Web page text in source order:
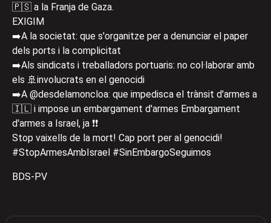
🇵🇸 a la Franja de Gaza.
EXIGIM
➡️A la societat: que s'organitze per a denunciar el paper
dels ports i la complicitat
➡️Als sindicats i treballadors portuaris: no col·laborar amb
els 🚢involucrats en el genocidi
➡️A @desdelamoncloa: que impedisca el trànsit d'armes a
🇮🇱 i impose un embargament d'armes Embargament
d'armes a Israel, ja ❗️❗️
Stop vaixells de la mort! Cap port per al genocidi!
#StopArmesAmbIsrael #SinEmbargoSeguimos
BDS-PV